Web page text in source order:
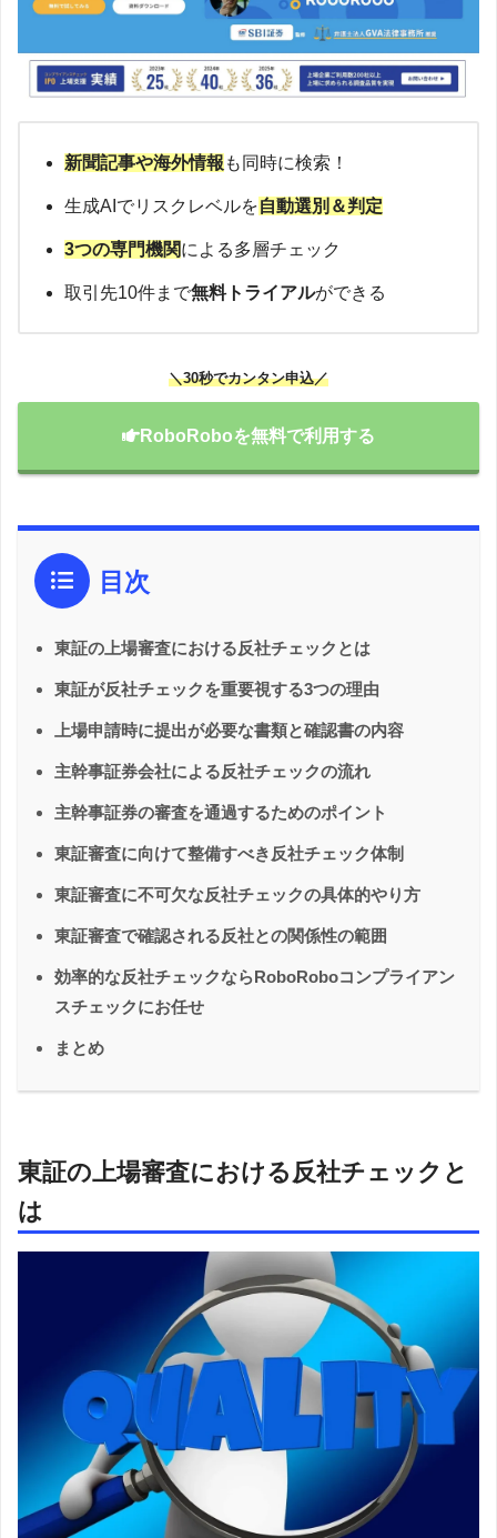
新聞記事や海外情報 も同時に検索！
生成AIでリスクレベルを自動選別＆判定
3つの専門機関による多層チェック
取引先10件まで無料トライアルができる
＼30秒でカンタン申込／
RoboRoboを無料で利用する
目次
東証の上場審査における反社チェックとは
東証が反社チェックを重要視する3つの理由
上場申請時に提出が必要な書類と確認書の内容
主幹事証券会社による反社チェックの流れ
主幹事証券の審査を通過するためのポイント
東証審査に向けて整備すべき反社チェック体制
東証審査に不可欠な反社チェックの具体的やり方
東証審査で確認される反社との関係性の範囲
効率的な反社チェックならRoboRoboコンプライアン
スチェックにお任せ
まとめ
東証の上場審査における反社チェックと
は